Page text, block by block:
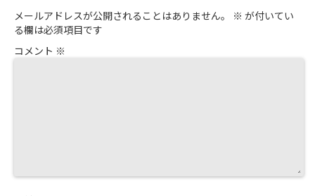
メールアドレスが公開されることはありません。 ※ が付いてい
る欄は必須項目です
コメント ※